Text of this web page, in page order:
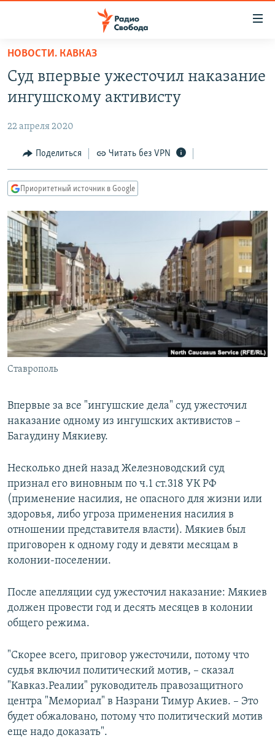
упрощенного
доступа
основному
Вернутся
главной
навигации
Вернутся
поиску
ПОДКАСТЫ
АВТОРСКИЕ ПРОЕКТЫ
ЦИТАТЫ СВОБОДЫ
МНЕНИЯ
IDEL.РЕАЛИИ
КАВКАЗ.РЕАЛИИ
СЕВЕР.РЕАЛИИ
СИБИРЬ.РЕАЛИИ
РАСПИСАНИЕ ВЕЩАНИЯ
ПОДПИШИТЕСЬ НА РАССЫЛКУ
СОЦИАЛЬНЫЕ СЕТИ
Все сайты РСЕ/РС
НОВОСТИ. КАВКАЗ
Суд впервые ужесточил наказание
ингушскому активисту
22 апреля 2020
Поделиться Читать без VPN
Приоритетный источник в Google
Ставрополь
Впервые за все "ингушские дела" суд ужесточил
наказание одному из ингушских активистов –
Багаудину Мякиеву.
Несколько дней назад Железноводский суд
признал его виновным по ч.1 ст.318 УК РФ
(применение насилия, не опасного для жизни или
здоровья, либо угроза применения насилия в
отношении представителя власти). Мякиев был
приговорен к одному году и девяти месяцам в
колонии-поселении.
После апелляции суд ужесточил наказание: Мякиев
должен провести год и десять месяцев в колонии
общего режима.
"Скорее всего, приговор ужесточили, потому что
судья включил политический мотив, – сказал
"Кавказ.Реалии" руководитель правозащитного
центра "Мемориал" в Назрани Тимур Акиев. – Это
будет обжаловано, потому что политический мотив
еще надо доказать".